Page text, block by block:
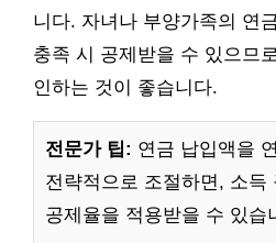
니다. 자녀나 부양가족의 연
충족 시 공제받을 수 있으므
인하는 것이 좋습니다.
전문가 팁: 연금 납입액을
전략적으로 조절하면, 소득
공제율을 적용받을 수 있습